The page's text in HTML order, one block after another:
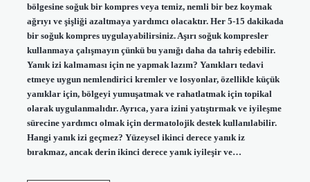
bölgesine soğuk bir kompres veya temiz, nemli bir bez koymak
ağrıyı ve şişliği azaltmaya yardımcı olacaktır. Her 5-15 dakikada
bir soğuk kompres uygulayabilirsiniz. Aşırı soğuk kompresler
kullanmaya çalışmayın çünkü bu yanığı daha da tahriş edebilir.
Yanık izi kalmaması için ne yapmak lazım? Yanıkları tedavi
etmeye uygun nemlendirici kremler ve losyonlar, özellikle küçük
yanıklar için, bölgeyi yumuşatmak ve rahatlatmak için topikal
olarak uygulanmalıdır. Ayrıca, yara izini yatıştırmak ve iyileşme
sürecine yardımcı olmak için dermatolojik destek kullanılabilir.
Hangi yanık izi geçmez? Yüzeysel ikinci derece yanık iz
bırakmaz, ancak derin ikinci derece yanık iyileşir ve…